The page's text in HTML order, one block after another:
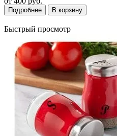
Подробнее В корзину
Быстрый просмотр